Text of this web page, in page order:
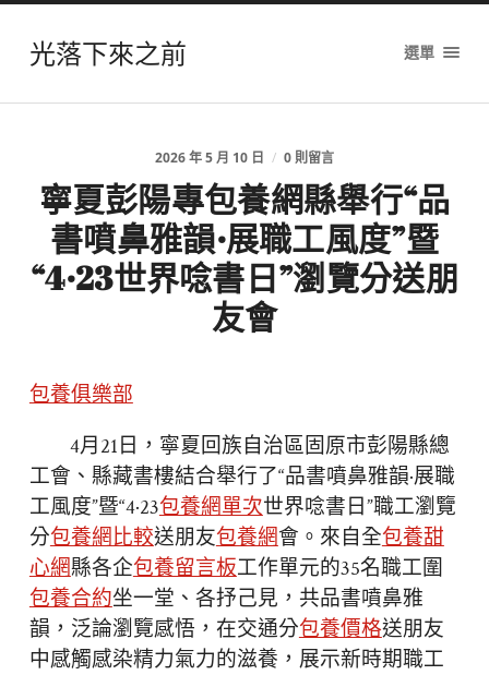
光落下來之前 選單
2026 年 5 月 10 日 / 0 則留言
寧夏彭陽專包養網縣舉行“品
書噴鼻雅韻·展職工風度”暨
“4·23世界唸書日”瀏覽分送朋
友會
包養俱樂部
4月21日，寧夏回族自治區固原市彭陽縣總
工會、縣藏書樓結合舉行了“品書噴鼻雅韻·展職
工風度”暨“4·23包養網單次世界唸書日”職工瀏覽
分包養網比較送朋友包養網會。來自全包養甜
心網縣各企包養留言板工作單元的35名職工圍
包養合約坐一堂、各抒己見，共品書噴鼻雅
韻，泛論瀏覽感悟，在交通分包養價格送朋友
中感觸感染精力氣力的滋養，展示新時期職工